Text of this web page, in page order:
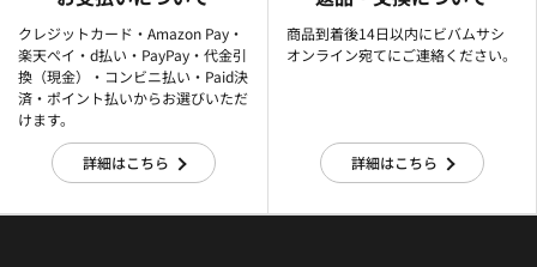
クレジットカード・Amazon Pay・
楽天ぺイ・d払い・PayPay・代金引
換（現金）・コンビニ払い・Paid決
済・ポイント払いからお選びいただ
けます。
詳細はこちら
商品到着後14日以内にビバムサシ
オンライン宛てにご連絡ください。
詳細はこちら